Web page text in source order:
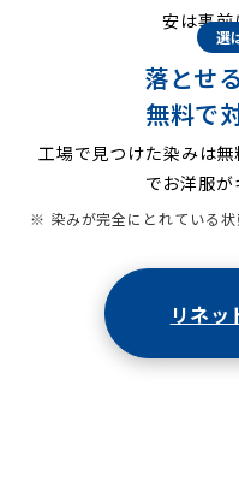
安は事前
選
落とせ
無料で
工場で見つけた染みは
でお洋服が
※ 染みが完全にとれている状
リネッ